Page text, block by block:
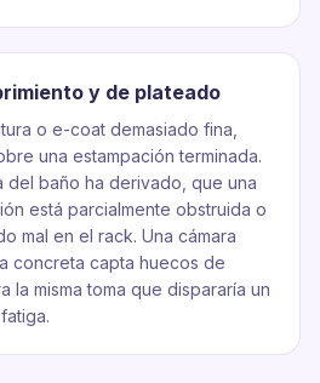
y de plateado
o e-coat demasiado fina,
una estampación terminada.
del baño ha derivado, que una
está parcialmente obstruida o
mal en el rack. Una cámara
concreta capta huecos de
la misma toma que dispararía un